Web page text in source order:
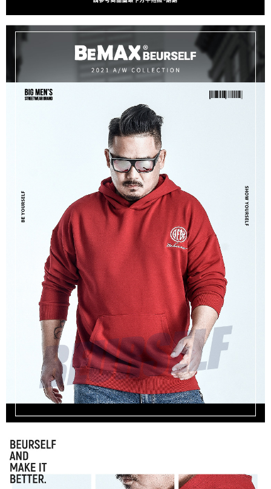
【注意事項】
１．透過由恩沛科技股份有限公司提供之「AFTEE先享後付」服務完成之交
易，需依本服務之必要範圍內提供個人資料，並將交易相關給付款項請求債
權轉讓予恩沛科技股份有限公司。
２．關於個人資料處理事宜，請瀏覽以下網址：
https://aftee.tw/terms/#terms3
３．未成年的使用者請事先徵得法定代理人或監護人之同意方可使用
「AFTEE先享後付」，若未經同意申辦者引起之損失，本公司不負相關責
４．使用「AFTEE先享後付」時，將依據個別帳號之用戶狀況，依本公司即
時審查核予不同之上限額度；若仍有額度不足之情形，本公司將視審查結果
５．嚴禁一人註冊多個帳號或使用他人資訊註冊。若發現惡意使用之情形，
恩沛科技股份有限公司將有權停止該用戶之使用額度並採取法律行動。